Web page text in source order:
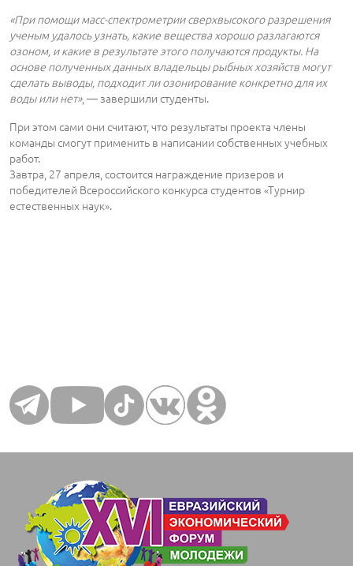
«При помощи масс-спектрометрии сверхвысокого разрешения
ученым удалось узнать, какие вещества хорошо разлагаются
озоном, и какие в результате этого получаются продукты. На
основе полученных данных владельцы рыбных хозяйств могут
сделать выводы, подходит ли озонирование конкретно для их
воды или нет», ― завершили студенты.
При этом сами они считают, что результаты проекта члены
команды смогут применить в написании собственных учебных
работ.
Завтра, 27 апреля, состоится награждение призеров и
победителей Всероссийского конкурса студентов «Турнир
естественных наук».